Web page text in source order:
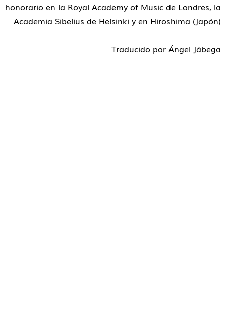
honorario en la Royal Academy of Music de Londres, la
Academia Sibelius de Helsinki y en Hiroshima (Japón)
Traducido por Ángel Jábega